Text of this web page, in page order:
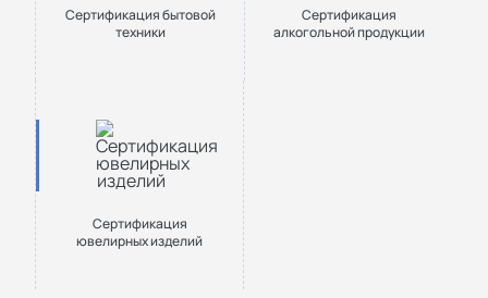
Сертификация бытовой
техники
Сертификация
алкогольной продукции
Сертификация
ювелирных изделий